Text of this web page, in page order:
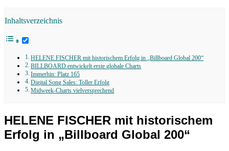
Inhaltsverzeichnis
HELENE FISCHER mit historischem Erfolg in „Billboard Global 200“
BILLBOARD entwickelt erste globale Charts
Immerhin: Platz 165
Digital Song Sales: Toller Erfolg
Midweek-Charts vielversprechend
HELENE FISCHER mit historischem
Erfolg in „Billboard Global 200“